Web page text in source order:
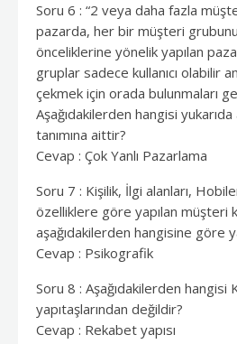
Soru 6 : “2 veya daha fazla
pazarda, her bir müşteri
önceliklerine yönelik yapılan
gruplar sadece kullanıcı olabilir
çekmek için orada bulunmaları
Aşağıdakilerden hangisi
tanımına aittir?
Cevap : Çok Yanlı Pazarlama
Soru 7 : Kişilik, İlgi alanları,
özelliklere göre yapılan müşteri
aşağıdakilerden hangisine göre
Cevap : Psikografik
Soru 8 : Aşağıdakilerden hangisi
yapıtaşlarından değildir?
Cevap : Rekabet yapısı